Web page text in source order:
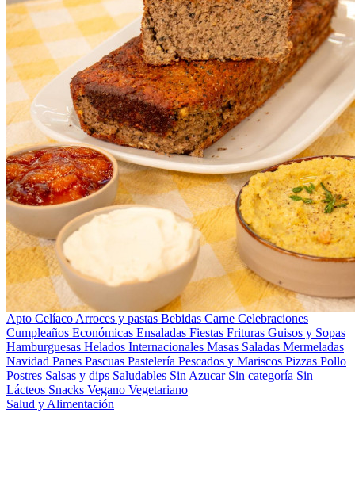
Apto Celíaco Arroces y pastas Bebidas Carne Celebraciones
Cumpleaños Económicas Ensaladas Fiestas Frituras Guisos y Sopas
Hamburguesas Helados Internacionales Masas Saladas Mermeladas
Navidad Panes Pascuas Pastelería Pescados y Mariscos Pizzas Pollo
Postres Salsas y dips Saludables Sin Azucar Sin categoría Sin
Lácteos Snacks Vegano Vegetariano
Salud y Alimentación